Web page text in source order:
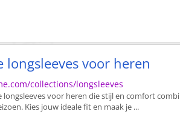
longsleeves voor heren
collections/longsleeves
voor heren die stijl en comfort
Kies jouw ideale fit en maak je ...